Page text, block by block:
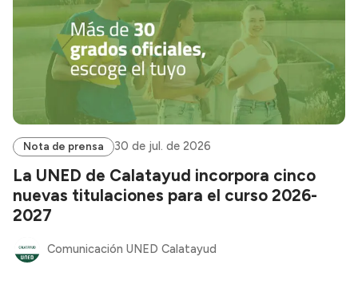
Nota de prensa 30 de jul. de 2026
La UNED de Calatayud incorpora cinco
nuevas titulaciones para el curso 2026-
2027
Comunicación UNED Calatayud